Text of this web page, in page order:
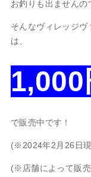
お釣りも出ませんの
そんなヴィレッジ
は、
1,000
で販売中です！
(※2024年2月26日現
(※店舗によって販